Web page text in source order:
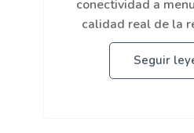
conectividad a
calidad real de la
Seguir